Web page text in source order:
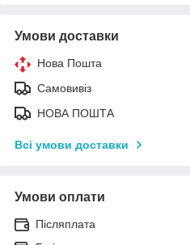
Умови доставки
Нова Пошта
Самовивіз
НОВА ПОШТА
Всі умови доставки
Умови оплати
Післяплата